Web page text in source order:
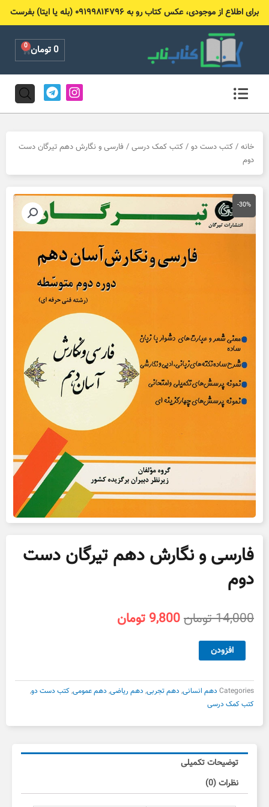
برای اطلاع از موجودی، عکس کتاب رو به ۰۹۱۹۹۸۱۴۷۹۶ (بله یا ایتا) بفرست
0تومان 0
Cart
I
n
s
g
a
T
e
l
g
r
m
خانه / کتب دست دو / کتب کمک درسی / فارسی و نگارش دهم تیرگان دست
دوم
-30%
فارسی و نگارش دهم تیرگان دست
دوم
14,000تومانقیمت
9,800 تومان
فارسی
دهم
تیرگان
دست
دوم
افزودن
Categories دهم انسانی, دهم تجربی, دهم ریاضی, دهم عمومی,کتب دست دو,
کتب کمک درسی
توضیحات تکمیلی
نظرات (0)